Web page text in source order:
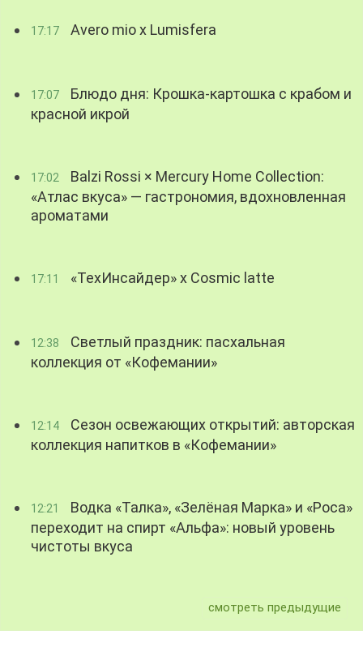
17:17 Avero mio x Lumisfera
17:07
Блюдо дня: Крошка-картошка с крабом и
красной икрой
17:02
Balzi Rossi × Mercury Home Collection:
«Атлас вкуса» — гастрономия, вдохновленная
ароматами
17:11 «ТехИнсайдер» х Cosmic latte
12:38
Светлый праздник: пасхальная
коллекция от «Кофемании»
12:14
Сезон освежающих открытий: авторская
коллекция напитков в «Кофемании»
12:21
Водка «Талка», «Зелёная Марка» и «Роса»
переходит на спирт «Альфа»: новый уровень
чистоты вкуса
смотреть предыдущие